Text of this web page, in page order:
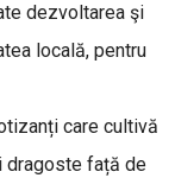
dezvoltarea şi
locală, pentru
care cultivă
dragoste față de